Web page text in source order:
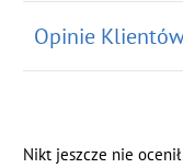
Opinie
Nikt jeszcze nie